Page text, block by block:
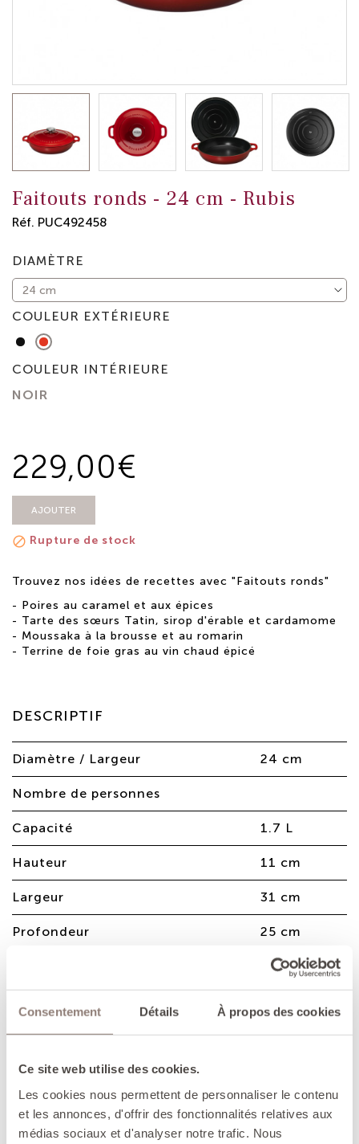
Consentement Détails À propos des cookies
Ce site web utilise des cookies.
Les cookies nous permettent de personnaliser le contenu
et les annonces, d'offrir des fonctionnalités relatives aux
médias sociaux et d'analyser notre trafic. Nous
Faitouts ronds - 24 cm - Rubis
Réf. PUC492458
DIAMÈTRE
COULEUR EXTÉRIEURE
NoirRubis
COULEUR INTÉRIEURE
NOIR
229,00€
AJOUTER
 Rupture de stock
Trouvez nos idées de recettes avec "Faitouts ronds"
-
Poires au caramel et aux épices
- Tarte des sœurs Tatin, sirop d'érable et cardamome
- Moussaka à la brousse et au romarin
- Terrine de foie gras au vin chaud épicé
DESCRIPTIF
Diamètre / Largeur 24 cm
Nombre de personnes
Capacité 1.7 L
Hauteur 11 cm
Largeur 31 cm
Profondeur 25 cm
4.25 Kg
Faitout en fonte émaillée, idéal pour
viandes, des sautés de légumes ainsi que
des desserts gourmands
AVANTAGES